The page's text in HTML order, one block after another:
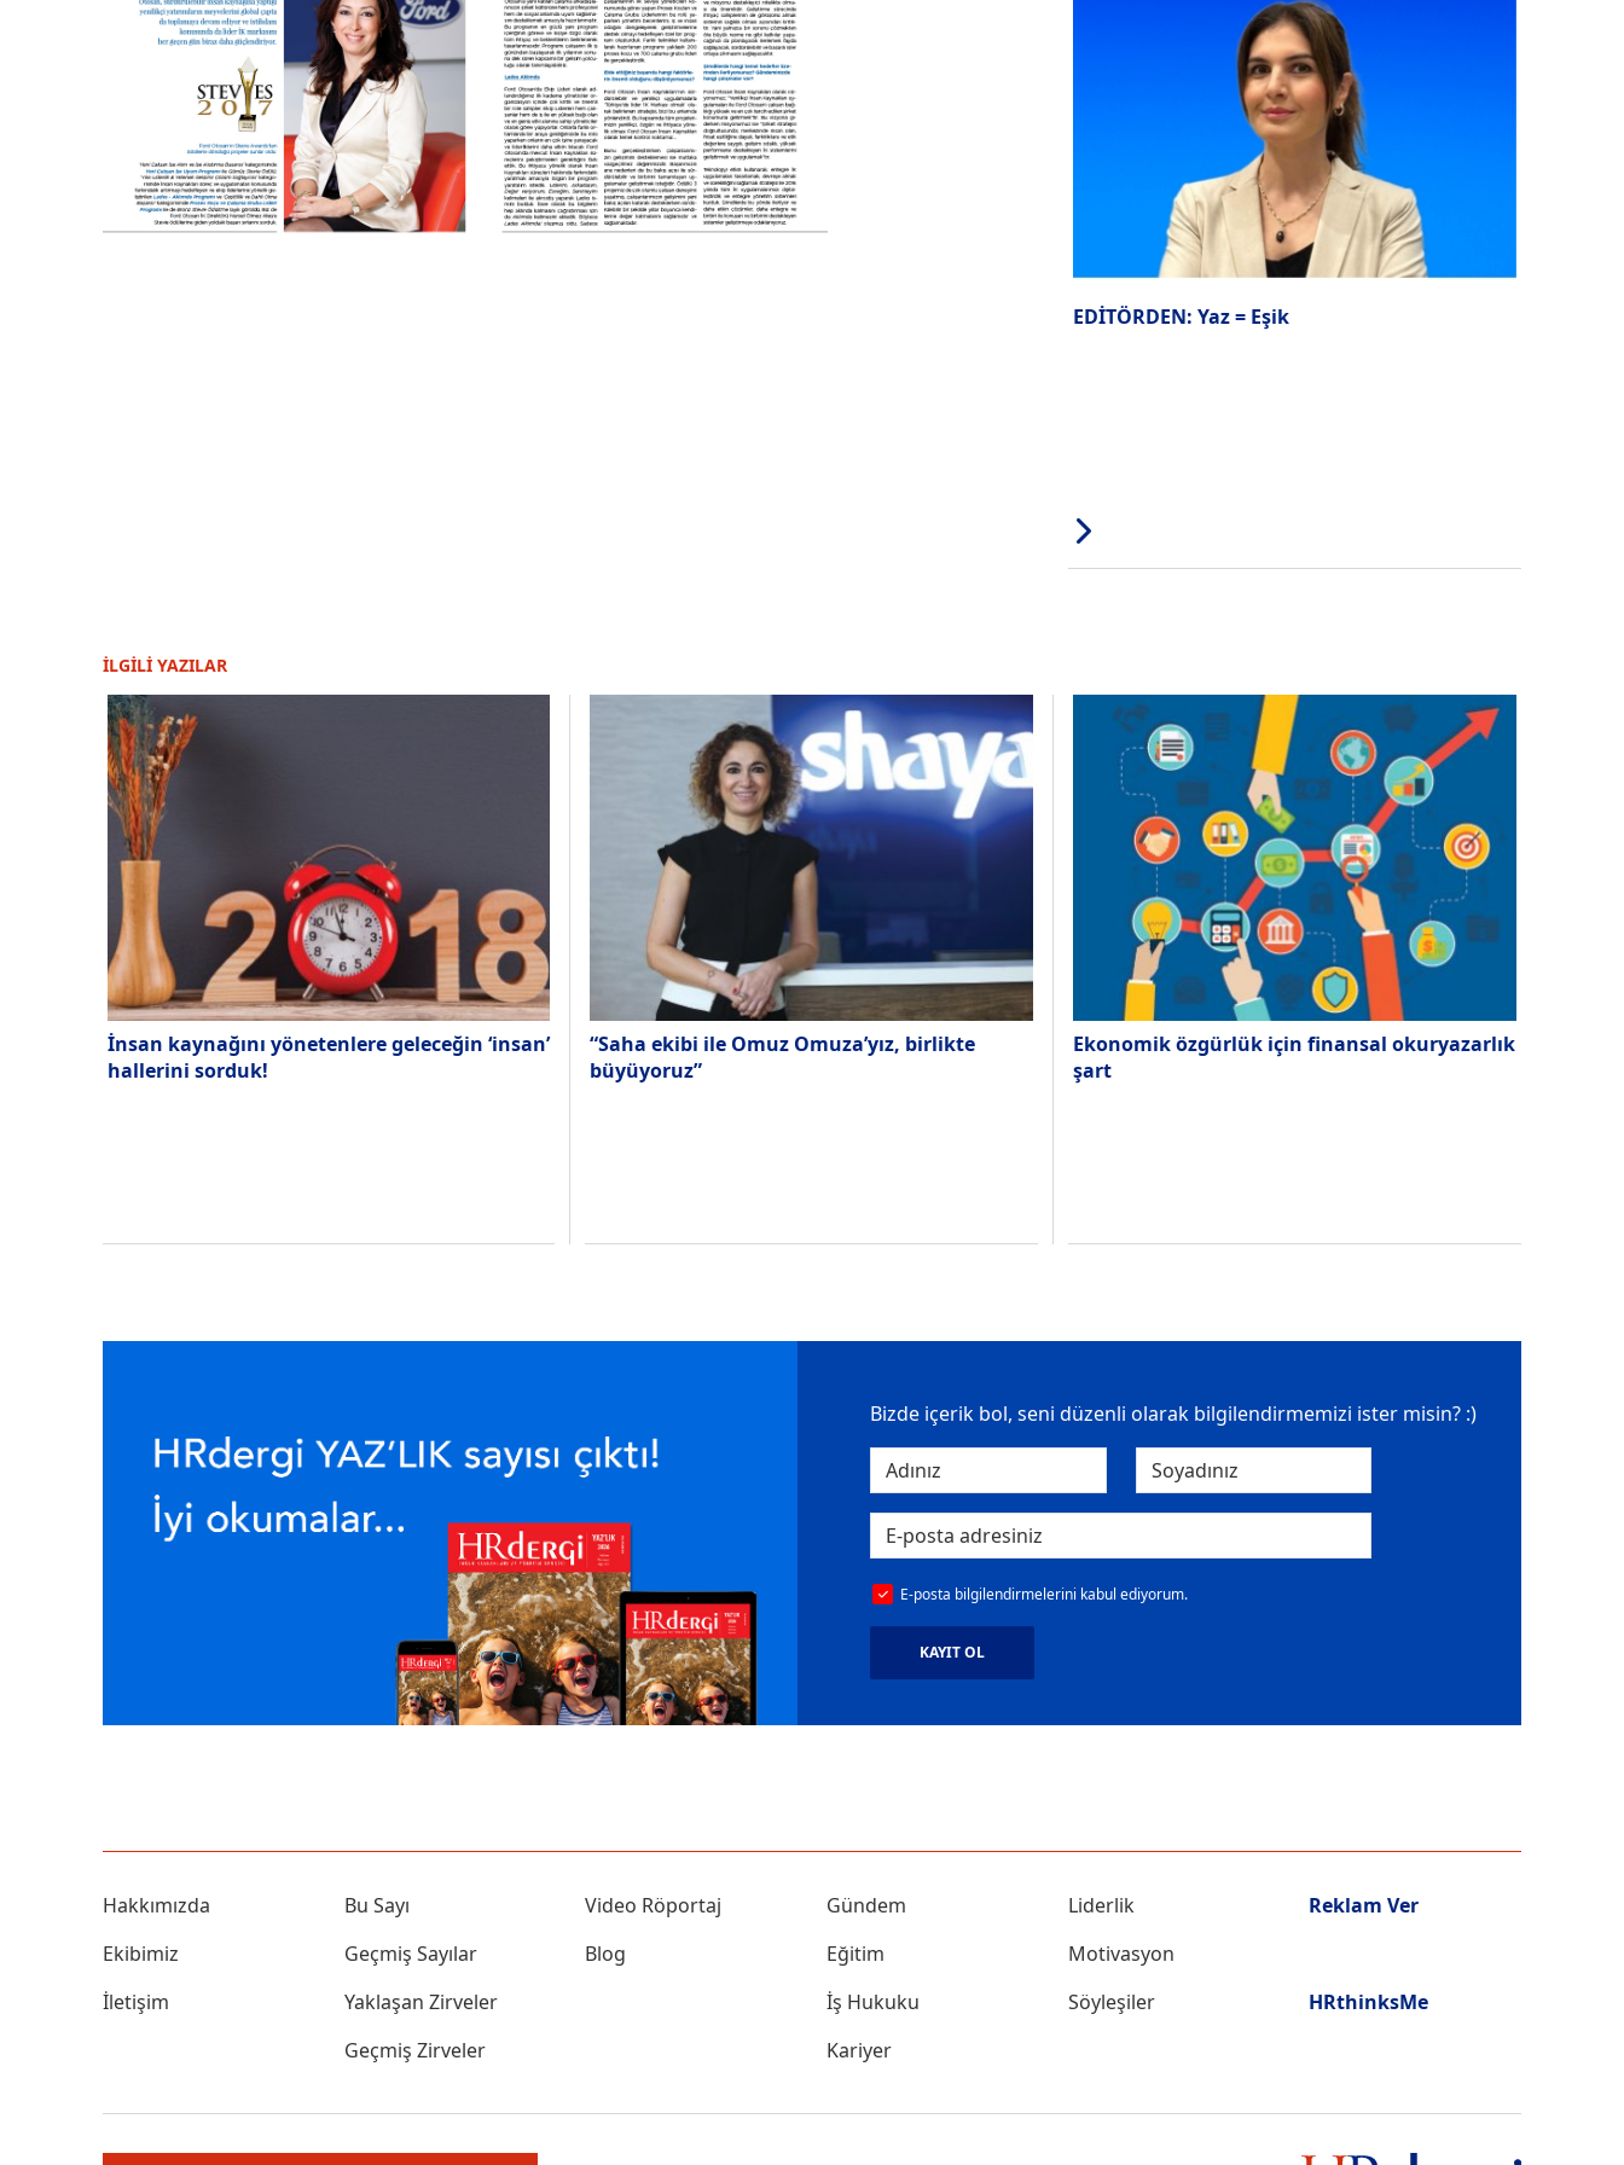
EDİTÖRDEN: Yaz = Eşik
İLGİLİ YAZILAR
İnsan kaynağını yönetenlere geleceğin ‘insan’
hallerini sorduk!
“Saha ekibi ile Omuz Omuza’yız, birlikte
büyüyoruz”
Ekonomik özgürlük için finansal okuryazarlık
şart
Bizde içerik bol, seni düzenli olarak bilgilendirmemizi ister misin? :)
E-posta bilgilendirmelerini kabul ediyorum.
KAYIT OL
Hakkımızda
Ekibimiz
İletişim
Bu Sayı
Geçmiş Sayılar
Yaklaşan Zirveler
Geçmiş Zirveler
Video Röportaj
Blog
Gündem
Eğitim
İş Hukuku
Kariyer
Liderlik
Motivasyon
Söyleşiler
Reklam Ver
HRthinksMe